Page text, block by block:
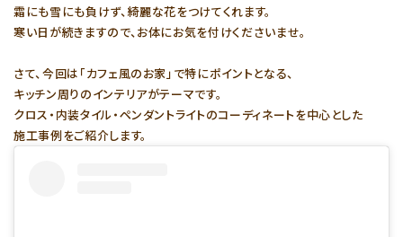
霜にも雪にも負けず、綺麗な花をつけてくれます。
寒い日が続きますので、お体にお気を付けくださいませ。
さて、今回は「カフェ風のお家」で特にポイントとなる、
キッチン周りのインテリアがテーマです。
クロス・内装タイル・ペンダントライトのコーディネートを中心とした
施工事例をご紹介します。